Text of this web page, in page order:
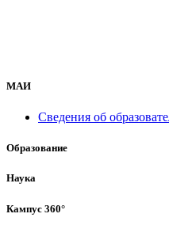
МАИ
Сведения об
Образование
Наука
Кампус 360°